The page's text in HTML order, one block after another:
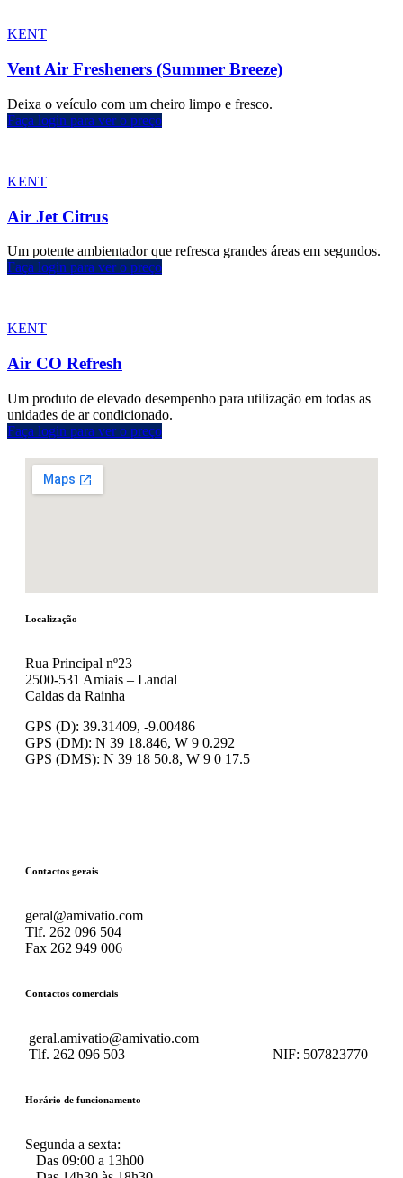
KENT
Vent Air Fresheners (Summer Breeze)
Deixa o veículo com um cheiro limpo e fresco.
Faça login para ver o preço
KENT
Air Jet Citrus
Um potente ambientador que refresca grandes áreas em segundos.
Faça login para ver o preço
KENT
Air CO Refresh
Um produto de elevado desempenho para utilização em todas as
unidades de ar condicionado.
Faça login para ver o preço
Localização
Rua Principal nº23
2500-531 Amiais – Landal
Caldas da Rainha
GPS (D): 39.31409, -9.00486
GPS (DM): N 39 18.846, W 9 0.292
GPS (DMS): N 39 18 50.8, W 9 0 17.5
Contactos gerais
geral@amivatio.com
Tlf. 262 096 504
Fax 262 949 006
Contactos comerciais
geral.amivatio@amivatio.com
Tlf. 262 096 503 NIF: 507823770
Horário de funcionamento
Segunda a sexta:
Das 09:00 a 13h00